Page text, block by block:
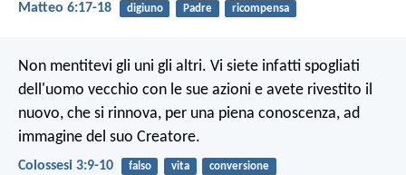
Matteo 6:17-18 digiuno Padre ricompensa
Non mentitevi gli uni gli altri. Vi siete infatti spogliati
dell'uomo vecchio con le sue azioni e avete rivestito il
nuovo, che si rinnova, per una piena conoscenza, ad
immagine del suo Creatore.
Colossesi 3:9-10 falso vita conversione